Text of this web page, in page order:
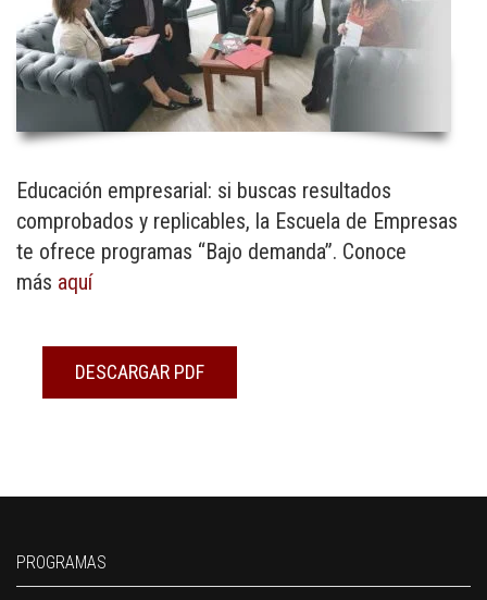
Educación empresarial: si buscas resultados
comprobados y replicables, la Escuela de Empresas
te ofrece programas “Bajo demanda”. Conoce
más aquí
DESCARGAR PDF
PROGRAMAS